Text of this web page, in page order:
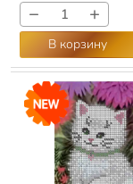
− +
В корзину